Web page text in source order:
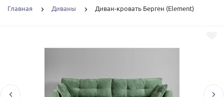
Главная Диваны Диван-кровать Берген (Element)